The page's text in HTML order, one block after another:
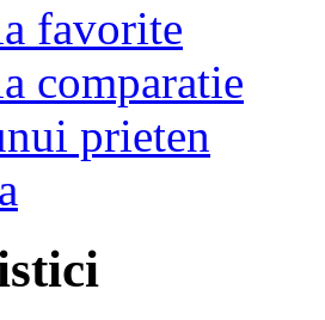
favorite
comparatie
prieten